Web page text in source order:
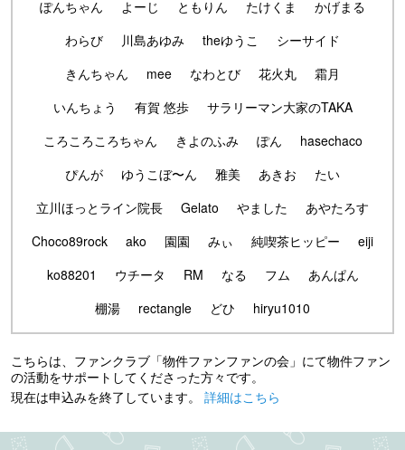
ぽんちゃん
よーじ ともりん たけくま
かげまる
わらび
川島あゆみ theゆうこ
シーサイド
きんちゃん
mee なわとび 花火丸
霜月
いんちょう
有賀 悠歩
サラリーマン大家のTAKA
ころころころちゃん
きよのふみ ぽん
hasechaco
ぴんが
ゆうこぼ〜ん 雅美 あきお
たい
立川ほっとライン院長
Gelato やました
あやたろす
Choco89rock
ako 園園 みぃ 純喫茶ヒッピー
eiji
ko88201
ウチータ RM なる フム
あんぱん
棚湯
rectangle どひ hiryu1010
こちらは、ファンクラブ「物件ファンファンの会」にて物件ファン
の活動をサポートしてくださった方々です。
現在は申込みを終了しています。 詳細はこちら